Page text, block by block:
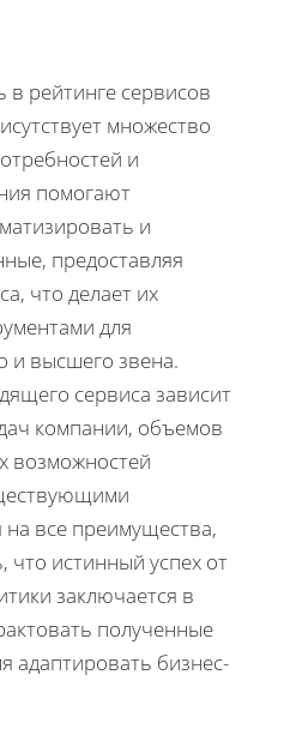
рейтинге сервисов
множество
и
помогают
и
предоставляя
что делает их
для
и высшего звена.
сервиса зависит
компании, объемов
возможностей
все преимущества,
истинный успех от
заключается в
полученные
адаптировать бизнес-